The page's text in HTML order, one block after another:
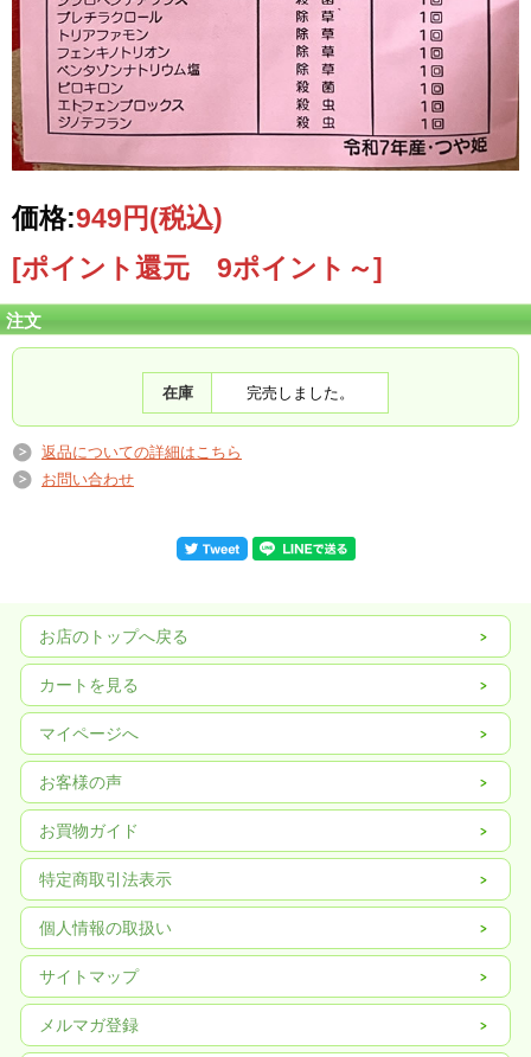
価格:949円(税込)
[ポイント還元 9ポイント～]
注文
在庫 完売しました。
返品についての詳細はこちら
お問い合わせ
お店のトップへ戻る
カートを見る
マイページへ
お客様の声
お買物ガイド
特定商取引法表示
個人情報の取扱い
サイトマップ
メルマガ登録